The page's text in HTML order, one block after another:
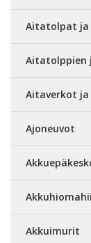
Aitatolpat
Aitatolppien
Aitaverkot
Ajoneuvot
Akkuimurit